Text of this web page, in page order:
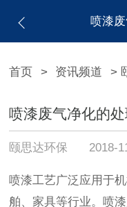
喷漆
首页 > 资讯频道 >
喷漆废气净化的
颐思达环保 2018-
喷漆工艺广泛应用于
舶、家具等行业。喷